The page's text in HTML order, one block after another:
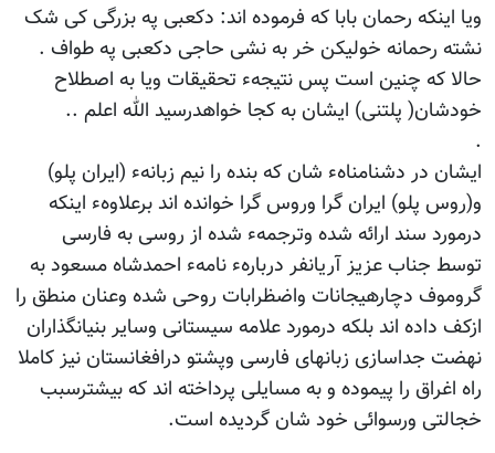
ویا اینکه رحمان بابا که فرموده اند: دکعبی په بزرگی کی شک
نشته رحمانه خولیکن خر به نشی حاجی دکعبی په طواف .
حالا که چنین است پس نتیجهء تحقیقات ویا به اصطلاح
خودشان( پلتنی) ایشان به کجا خواهدرسید الله اعلم ..
.
ایشان در دشنامناهء شان که بنده را نیم زبانهء (ایران پلو)
و(روس پلو) ایران گرا وروس گرا خوانده اند برعلاوهء اینکه
درمورد سند ارائه شده وترجمهء شده از روسی به فارسی
توسط جناب عزیز آریانفر دربارهء نامهء احمدشاه مسعود به
گروموف دچارهیجانات واضظرابات روحی شده وعنان منطق را
ازکف داده اند بلکه درمورد علامه سیستانی وسایر بنیانگذاران
نهضت جداسازی زبانهای فارسی وپشتو درافغانستان نیز کاملا
راه اغراق را پیموده و به مسایلی پرداخته اند که بیشترسبب
خجالتی ورسوائی خود شان گردیده است.